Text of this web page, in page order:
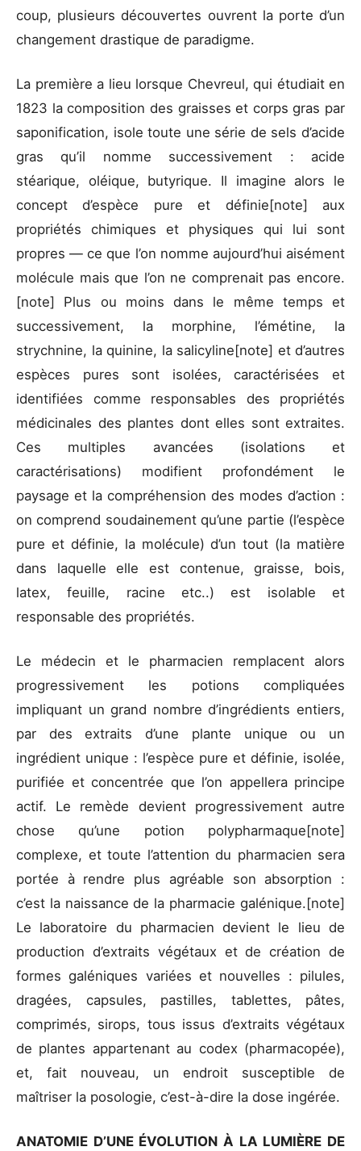
coup, plusieurs découvertes ouvrent la porte d’un
changement drastique de paradigme.
La première a lieu lorsque Chevreul, qui étudiait en
1823 la composition des graisses et corps gras par
saponification, isole toute une série de sels d’acide
gras qu’il nomme successivement : acide
stéarique, oléique, butyrique. Il imagine alors le
concept d’espèce pure et définie[note] aux
propriétés chimiques et physiques qui lui sont
propres — ce que l’on nomme aujourd’hui aisément
molécule mais que l’on ne comprenait pas encore.
[note] Plus ou moins dans le même temps et
successivement, la morphine, l’émétine, la
strychnine, la quinine, la salicyline[note] et d’autres
espèces pures sont isolées, caractérisées et
identifiées comme responsables des propriétés
médicinales des plantes dont elles sont extraites.
Ces multiples avancées (isolations et
caractérisations) modifient profondément le
paysage et la compréhension des modes d’action :
on comprend soudainement qu’une partie (l’espèce
pure et définie, la molécule) d’un tout (la matière
dans laquelle elle est contenue, graisse, bois,
latex, feuille, racine etc..) est isolable et
responsable des propriétés.
Le médecin et le pharmacien remplacent alors
progressivement les potions compliquées
impliquant un grand nombre d’ingrédients entiers,
par des extraits d’une plante unique ou un
ingrédient unique : l’espèce pure et définie, isolée,
purifiée et concentrée que l’on appellera principe
actif. Le remède devient progressivement autre
chose qu’une potion polypharmaque[note]
complexe, et toute l’attention du pharmacien sera
portée à rendre plus agréable son absorption :
c’est la naissance de la pharmacie galénique.[note]
Le laboratoire du pharmacien devient le lieu de
production d’extraits végétaux et de création de
formes galéniques variées et nouvelles : pilules,
dragées, capsules, pastilles, tablettes, pâtes,
comprimés, sirops, tous issus d’extraits végétaux
de plantes appartenant au codex (pharmacopée),
et, fait nouveau, un endroit susceptible de
maîtriser la posologie, c’est-à-dire la dose ingérée.
ANATOMIE D’UNE ÉVOLUTION À LA LUMIÈRE DE